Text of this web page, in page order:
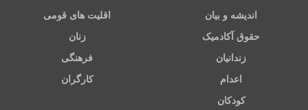
اندیشه و بیان اقلیت های قومی
حقوق آکادمیک زنان
زندانیان فرهنگی
اعدام کارگران
کودکان